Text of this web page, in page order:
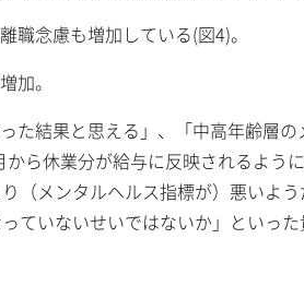
念慮も増加している(図4)。
加。
た結果と思える」、「中高年齢層の
ら休業分が給与に反映されるよう
メンタルヘルス指標が）悪いよう
ていないせいではないか」といっ